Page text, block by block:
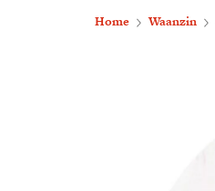
Home Waanzin